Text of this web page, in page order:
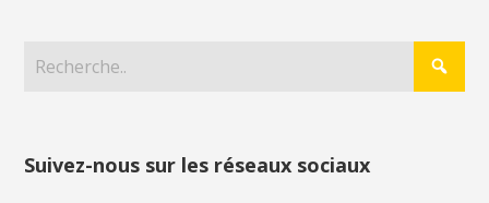
Suivez-nous sur les réseaux sociaux